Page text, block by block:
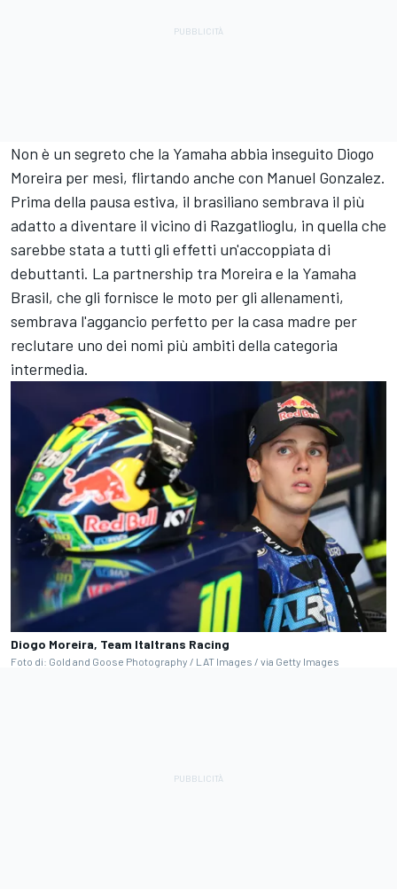
Non è un segreto che la Yamaha abbia inseguito Diogo
Moreira per mesi, flirtando anche con Manuel Gonzalez.
Prima della pausa estiva, il brasiliano sembrava il più
adatto a diventare il vicino di Razgatlioglu, in quella che
sarebbe stata a tutti gli effetti un'accoppiata di
debuttanti. La partnership tra Moreira e la Yamaha
Brasil, che gli fornisce le moto per gli allenamenti,
sembrava l'aggancio perfetto per la casa madre per
reclutare uno dei nomi più ambiti della categoria
intermedia.
Diogo Moreira, Team Italtrans Racing
Foto di: Gold and Goose Photography / LAT Images / via Getty Images